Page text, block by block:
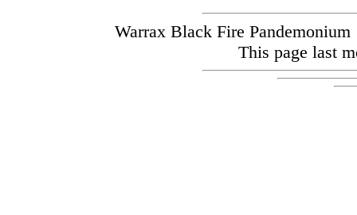
Warrax Black Fire
This page last